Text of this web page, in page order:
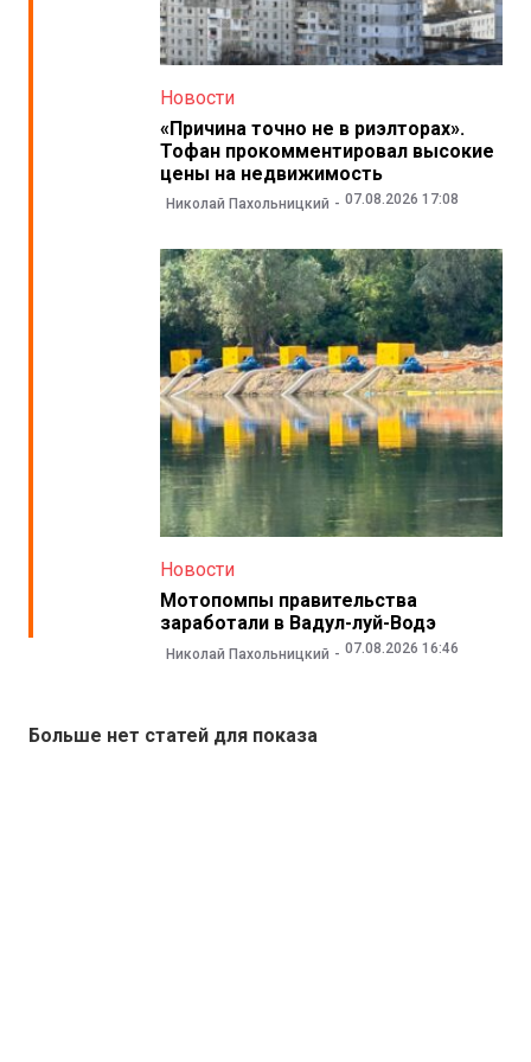
Новости
«Причина точно не в риэлторах».
Тофан прокомментировал высокие
цены на недвижимость
Николай Пахольницкий 07.08.2026 17:08
Новости
Мотопомпы правительства
заработали в Вадул-луй-Водэ
Николай Пахольницкий 07.08.2026 16:46
Больше нет статей для показа